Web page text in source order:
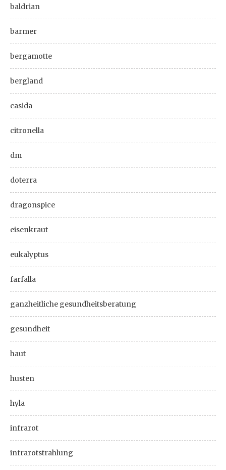
baldrian
barmer
bergamotte
bergland
casida
citronella
dm
doterra
dragonspice
eisenkraut
eukalyptus
farfalla
ganzheitliche gesundheitsberatung
gesundheit
haut
husten
hyla
infrarot
infrarotstrahlung